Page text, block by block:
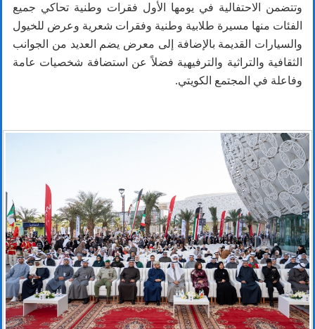
وتتضمن الاحتفالية في يومها الأول فقرات وطنية تحاكي جميع
الفئات منها مسيرة طلابية وطنية وفقرات شعرية وعرض للخيول
والسيارات القديمة بالإضافة إلى معرض يضم العديد من الجوانب
الثقافية والتراثية والترفيهية فضلاً عن استضافة شخصيات عامة
وفاعلة في المجتمع الكويتي.